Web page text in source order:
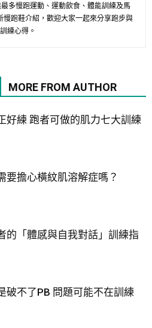
多慢跑運動、運動飲食、體能訓練及馬
慢跑鞋介紹，歡迎大家一起來分享跑步與
訓練心得。
MORE FROM AUTHOR
好練 跑者可做的肌力七大訓練
要擔心橫紋肌溶解症嗎？
的「體感與自我對話」訓練指
破不了PB 問題可能不在訓練